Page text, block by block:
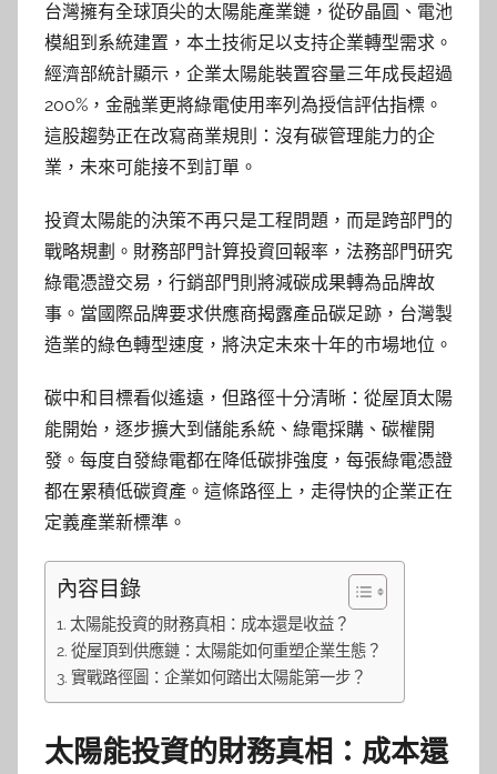
台灣擁有全球頂尖的太陽能產業鏈，從矽晶圓、電池
模組到系統建置，本土技術足以支持企業轉型需求。
經濟部統計顯示，企業太陽能裝置容量三年成長超過
200%，金融業更將綠電使用率列為授信評估指標。
這股趨勢正在改寫商業規則：沒有碳管理能力的企
業，未來可能接不到訂單。
投資太陽能的決策不再只是工程問題，而是跨部門的
戰略規劃。財務部門計算投資回報率，法務部門研究
綠電憑證交易，行銷部門則將減碳成果轉為品牌故
事。當國際品牌要求供應商揭露產品碳足跡，台灣製
造業的綠色轉型速度，將決定未來十年的市場地位。
碳中和目標看似遙遠，但路徑十分清晰：從屋頂太陽
能開始，逐步擴大到儲能系統、綠電採購、碳權開
發。每度自發綠電都在降低碳排強度，每張綠電憑證
都在累積低碳資產。這條路徑上，走得快的企業正在
定義產業新標準。
內容目錄
太陽能投資的財務真相：成本還是收益？
從屋頂到供應鏈：太陽能如何重塑企業生態？
實戰路徑圖：企業如何踏出太陽能第一步？
太陽能投資的財務真相：成本還